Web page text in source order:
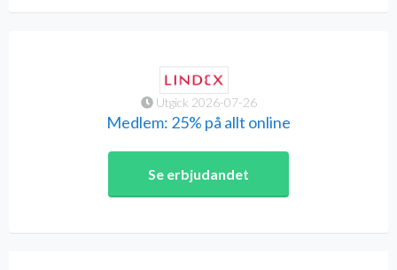
Utgick 2026-07-26
Medlem: 25% på allt online
Se erbjudandet